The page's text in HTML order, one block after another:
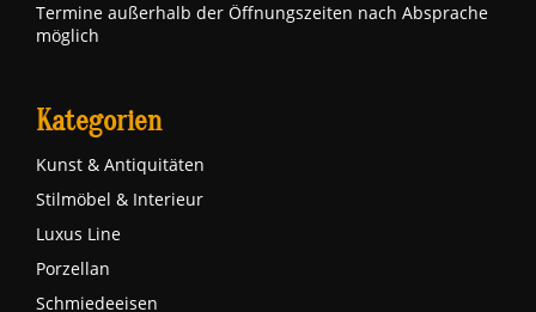
Termine außerhalb der Öffnungszeiten nach Absprache
möglich
Kategorien
Kunst & Antiquitäten
Stilmöbel & Interieur
Luxus Line
Porzellan
Schmiedeeisen